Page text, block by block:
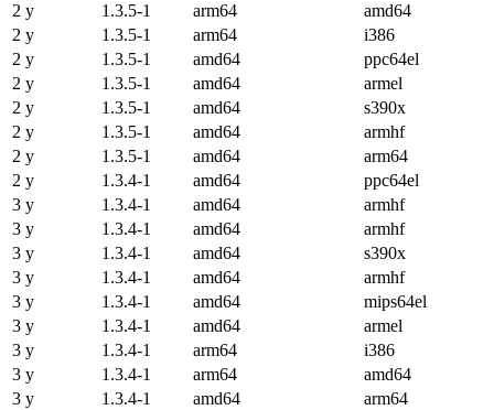
2 y
1.3.5-1 arm64
amd64
2 y
1.3.5-1 arm64
i386
2 y
1.3.5-1 amd64
ppc64el
2 y
1.3.5-1 amd64
armel
2 y
1.3.5-1 amd64
s390x
2 y
1.3.5-1 amd64
armhf
2 y
1.3.5-1 amd64
arm64
2 y
1.3.4-1 amd64
ppc64el
3 y
1.3.4-1 amd64
armhf
3 y
1.3.4-1 amd64
armhf
3 y
1.3.4-1 amd64
s390x
3 y
1.3.4-1 amd64
armhf
3 y
1.3.4-1 amd64
mips64el
3 y
1.3.4-1 amd64
armel
3 y
1.3.4-1 arm64
i386
3 y
1.3.4-1 arm64
amd64
3 y
1.3.4-1 amd64
arm64